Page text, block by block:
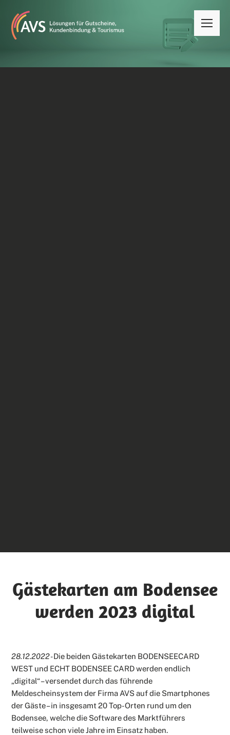
Gästekarten am Bodensee
werden 2023 digital
28.12.2022 -Die beiden Gästekarten BODENSEECARD
WEST und ECHT BODENSEE CARD werden endlich
„digital“ – versendet durch das führende
Meldescheinsystem der Firma AVS auf die Smartphones
der Gäste – in insgesamt 20 Top-Orten rund um den
Bodensee, welche die Software des Marktführers
teilweise schon viele Jahre im Einsatz haben.